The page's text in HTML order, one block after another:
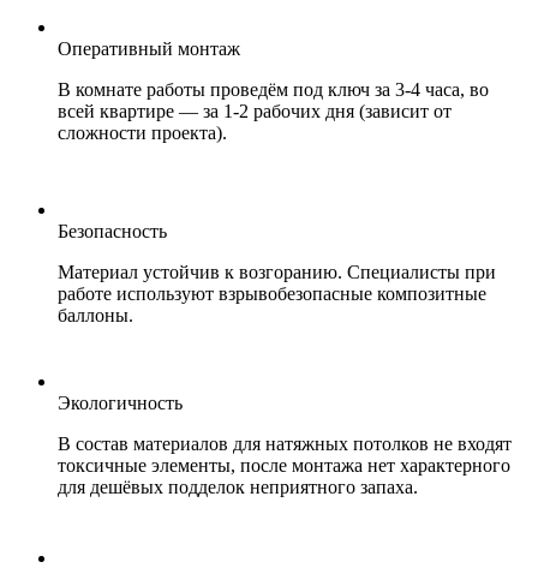
Оперативный монтаж
В комнате работы проведём под ключ за 3-4 часа, во
всей квартире — за 1-2 рабочих дня (зависит от
сложности проекта).
Безопасность
Материал устойчив к возгоранию. Специалисты при
работе используют взрывобезопасные композитные
баллоны.
Экологичность
В состав материалов для натяжных потолков не входят
токсичные элементы, после монтажа нет характерного
для дешёвых подделок неприятного запаха.